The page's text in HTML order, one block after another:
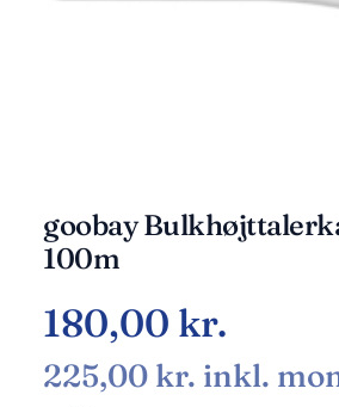
goobay
100m
180,00 kr.
225,00 kr. inkl.